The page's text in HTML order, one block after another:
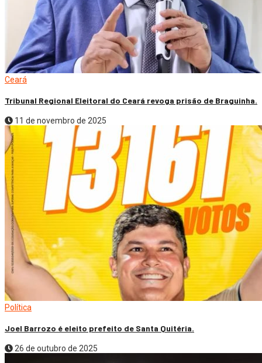
Ceará
Tribunal Regional Eleitoral do Ceará revoga prisão de Braguinha.
11 de novembro de 2025
Política
Joel Barrozo é eleito prefeito de Santa Quitéria.
26 de outubro de 2025